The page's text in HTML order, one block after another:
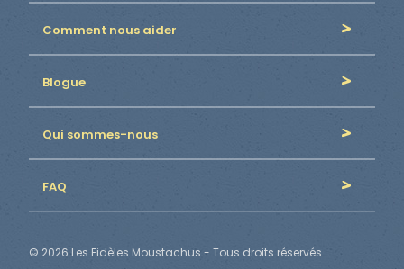
Comment nous aider
Blogue
Qui sommes-nous
FAQ
© 2026 Les Fidèles Moustachus - Tous droits réservés.